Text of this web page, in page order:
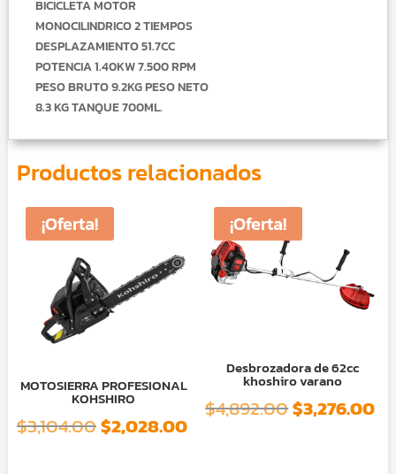
BICICLETA MOTOR
MONOCILINDRICO 2 TIEMPOS
DESPLAZAMIENTO 51.7CC
POTENCIA 1.40KW 7.500 RPM
PESO BRUTO 9.2KG PESO NETO
8.3 KG TANQUE 700ML.
Productos relacionados
¡Oferta!
MOTOSIERRA PROFESIONAL
KOHSHIRO
$3,104.00El
$2,028.00El
¡Oferta!
Desbrozadora de 62cc
khoshiro varano
$4,892.00El
$3,276.00El